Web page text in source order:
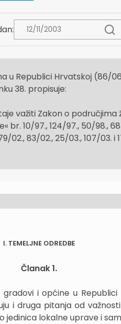
u Republici Hrvatskoj (86/06
38. propisuje:
važiti Zakon o područjima
br. 10/97., 124/97., 50/98.,
02., 83/02., 25/03., 107/03. i
I. TEMELJNE ODREDBE
Članak 1.
i općine u
i druga pitanja od
jedinica lokalne uprave i